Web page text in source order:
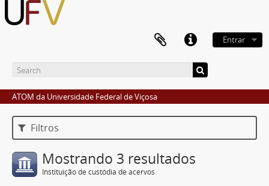
Entrar
ATOM da Universidade Federal de Viçosa
Filtros
Mostrando 3 resultados
Instituição de custódia de acervos